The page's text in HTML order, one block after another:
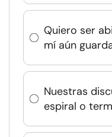
Quiero ser
mí aún
Nuestras
espiral o